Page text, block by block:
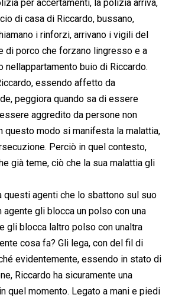
per accertamenti, la polizia arriva,
di casa di Riccardo, bussano,
i rinforzi, arrivano i vigili del
di porco che forzano lingresso e a
buio di Riccardo.
essendo affetto da
peggiora quando sa di essere
aggredito da persone non
questo modo si manifesta la malattia,
Perciò in quel contesto,
già teme, ciò che la sua malattia gli
questi agenti che lo sbattono sul suo
agente gli blocca un polso con una
gli blocca laltro polso con unaltra
cosa fa? Gli lega, con del fil di
evidentemente, essendo in stato di
Riccardo ha sicuramente una
quel momento. Legato a mani e piedi